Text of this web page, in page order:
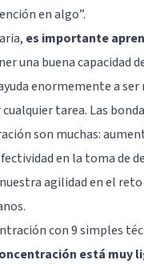
en algo”.
es importante
una buena capacidad
enormemente a ser
tarea. Las
son muchas:
en la toma de
agilidad en el reto
con 9 simples
está muy